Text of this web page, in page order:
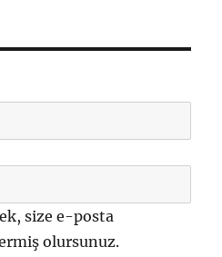
size e-posta
olursunuz.